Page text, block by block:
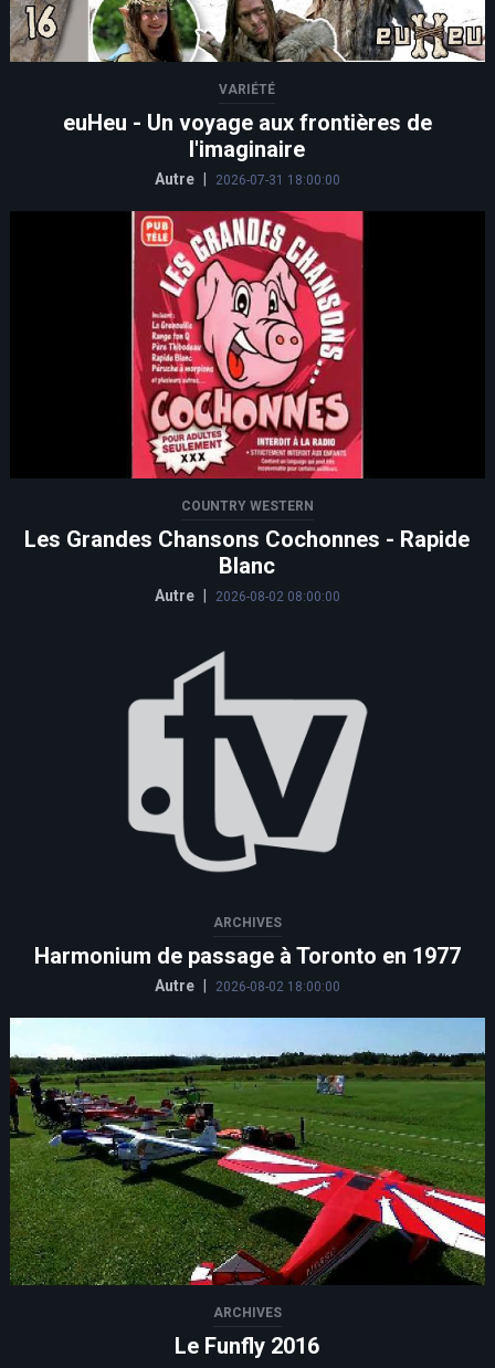
VARIÉTÉ
euHeu - Un voyage aux frontières de
l'imaginaire
Autre 2026-07-31 18:00:00
COUNTRY WESTERN
Les Grandes Chansons Cochonnes - Rapide
Blanc
Autre 2026-08-02 08:00:00
ARCHIVES
Harmonium de passage à Toronto en 1977
Autre 2026-08-02 18:00:00
ARCHIVES
Le Funfly 2016